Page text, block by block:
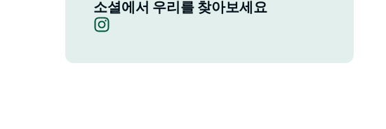
소셜에서 우리를 찾아보세요